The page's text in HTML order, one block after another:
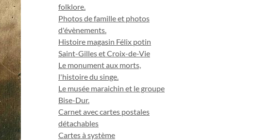
folklore.
Photos de famille et photos
d'évènements.
Histoire magasin Félix potin
Saint-Gilles et Croix-de-Vie
Le monument aux morts,
l'histoire du singe.
Le musée maraichin et le groupe
Bise-Dur.
Carnet avec cartes postales
détachables
Cartes à système